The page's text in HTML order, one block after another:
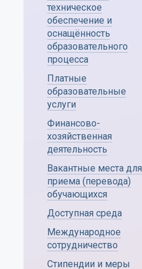
техническое
обеспечение и
оснащённость
образовательного
процесса
Платные
образовательные
услуги
Финансово-
хозяйственная
деятельность
Вакантные места для
приема (перевода)
обучающихся
Доступная среда
Международное
сотрудничество
Стипендии и меры